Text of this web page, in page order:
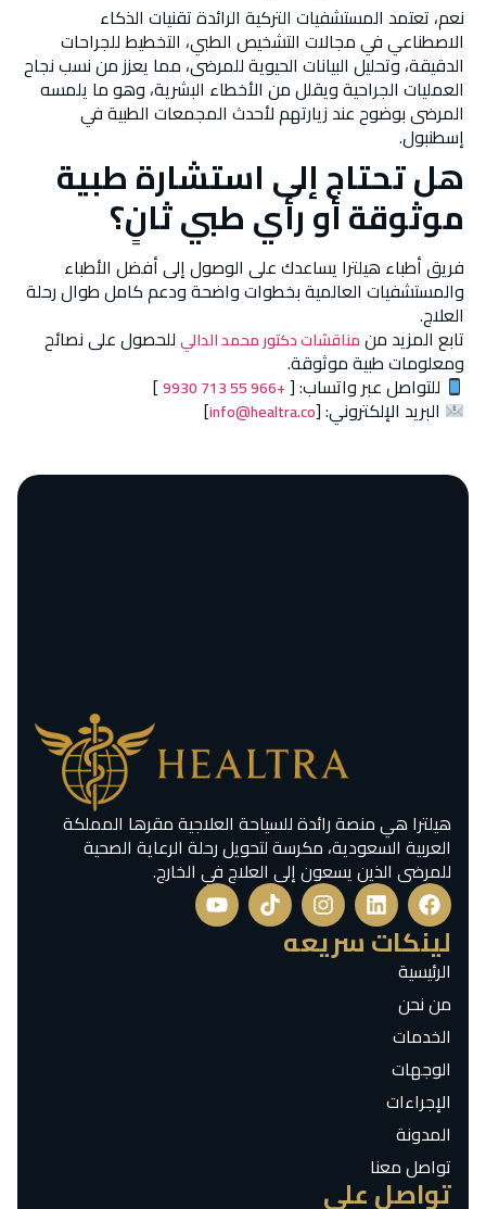
نعم، تعتمد المستشفيات التركية الرائدة تقنيات الذكاء
الاصطناعي في مجالات التشخيص الطبي، التخطيط للجراحات
الدقيقة، وتحليل البيانات الحيوية للمرضى، مما يعزز من نسب نجاح
العمليات الجراحية ويقلل من الأخطاء البشرية، وهو ما يلمسه
المرضى بوضوح عند زيارتهم لأحدث المجمعات الطبية في
إسطنبول.
هل تحتاج إلى استشارة طبية
موثوقة أو رأي طبي ثانٍ؟
فريق أطباء هيلترا يساعدك على الوصول إلى أفضل الأطباء
والمستشفيات العالمية بخطوات واضحة ودعم كامل طوال رحلة
العلاج.
تابع المزيد منمناقشات دكتور محمد الداليللحصول على نصائح
ومعلومات طبية موثوقة.
للتواصل عبر واتساب: [+966 55 713 9930
]
البريد الإلكتروني: [info@healtra.co
]
هيلترا هي منصة رائدة للسياحة العلاجية مقرها المملكة
العربية السعودية، مكرسة لتحويل رحلة الرعاية الصحية
للمرضى الذين يسعون إلى العلاج في الخارج.
لينكات سريعه
الرئيسية
من نحن
الخدمات
الوجهات
الإجراءات
المدونة
تواصل معنا
تواصل علي